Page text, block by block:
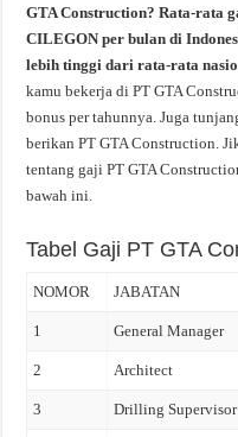
GTA Construction? Rata-rata
CILEGON per bulan di
lebih tinggi dari rata-rata
kamu bekerja di PT GTA
bonus per tahunnya. Juga
berikan PT GTA Construction.
tentang gaji PT GTA
bawah ini.
Tabel Gaji PT GTA
NOMOR JABATAN
1 General Manager
2 Architect
3 Drilling Supervisor